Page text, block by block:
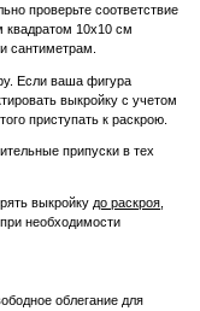
проверьте соответствие
10х10 см
сантиметрам.
Если ваша фигура
выкройку с учетом
приступать к раскрою.
припуски в тех
выкройку до раскроя
необходимости
облегание для